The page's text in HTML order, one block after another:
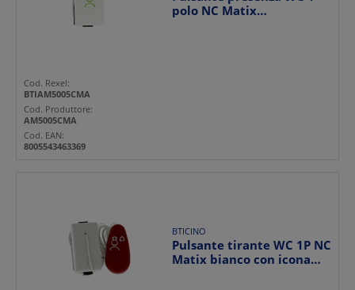
polo NC Matix
Cod. Rexel:
BTIAM5005CMA
Cod. Produttore:
AM5005CMA
Cod. EAN:
8005543463369
BTICINO
Pulsante tirante WC 1P NC
Matix bianco con icona